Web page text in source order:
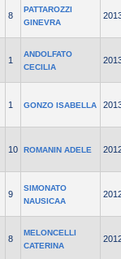
8
PATTAROZZI
GINEVRA
1
ANDOLFATO
CECILIA
1 GONZO ISABELLA
10 ROMANIN ADELE
9
SIMONATO
NAUSICAA
8
MELONCELLI
CATERINA